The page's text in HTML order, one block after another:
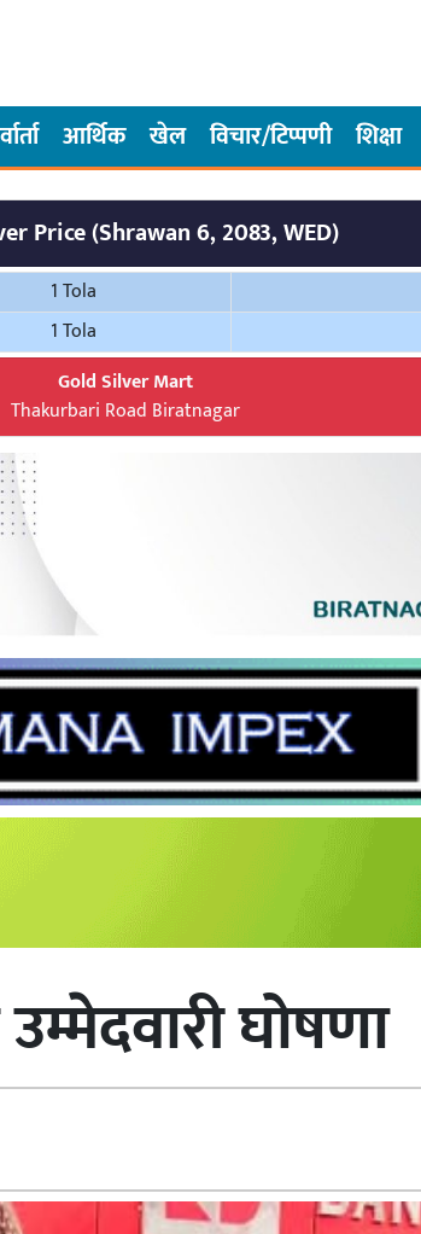
आर्थिक खेल विचार/टिप्पणी शिक्षा
Price (Shrawan 6, 2083, WED)
1 Tola
1 Tola
Gold Silver Mart
Thakurbari Road Biratnagar
घोषणा